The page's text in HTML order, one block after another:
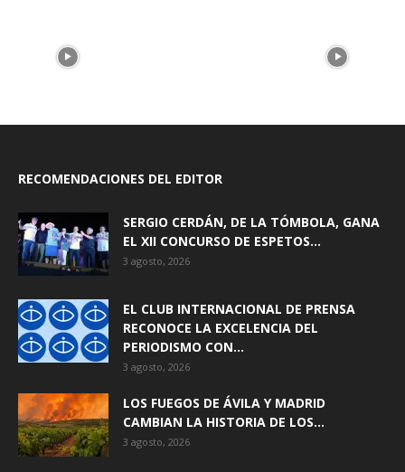
RECOMENDACIONES DEL EDITOR
SERGIO CERDÁN, DE LA TÓMBOLA, GANA
EL XII CONCURSO DE ESPETOS...
3 agosto, 2026
EL CLUB INTERNACIONAL DE PRENSA
RECONOCE LA EXCELENCIA DEL
PERIODISMO CON...
3 agosto, 2026
LOS FUEGOS DE ÁVILA Y MADRID
CAMBIAN LA HISTORIA DE LOS...
3 agosto, 2026